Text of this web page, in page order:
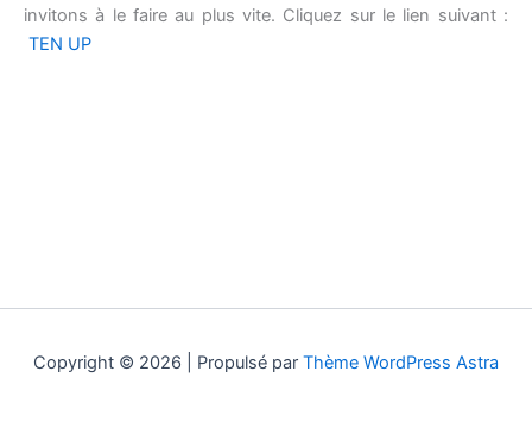
invitons à le faire au plus vite. Cliquez sur le lien suivant :
TEN UP
Copyright © 2026 | Propulsé par Thème WordPress Astra